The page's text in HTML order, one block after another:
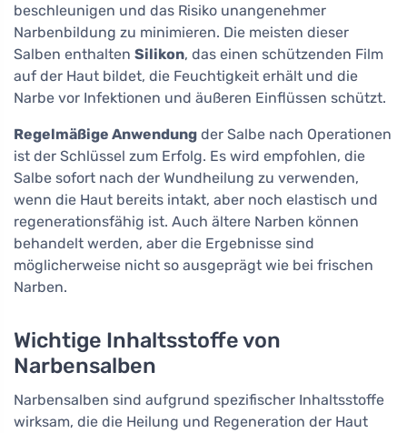
beschleunigen und das Risiko unangenehmer
Narbenbildung zu minimieren. Die meisten dieser
Salben enthalten Silikon, das einen schützenden Film
auf der Haut bildet, die Feuchtigkeit erhält und die
Narbe vor Infektionen und äußeren Einflüssen schützt.
Regelmäßige Anwendung der Salbe nach Operationen
ist der Schlüssel zum Erfolg. Es wird empfohlen, die
Salbe sofort nach der Wundheilung zu verwenden,
wenn die Haut bereits intakt, aber noch elastisch und
regenerationsfähig ist. Auch ältere Narben können
behandelt werden, aber die Ergebnisse sind
möglicherweise nicht so ausgeprägt wie bei frischen
Narben.
Wichtige Inhaltsstoffe von
Narbensalben
Narbensalben sind aufgrund spezifischer Inhaltsstoffe
wirksam, die die Heilung und Regeneration der Haut